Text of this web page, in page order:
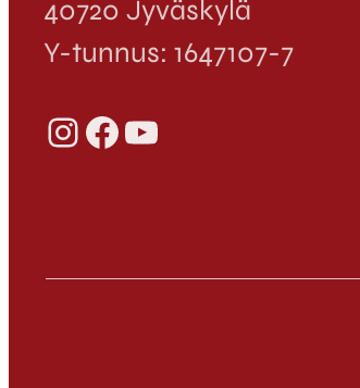
40720 Jyväskylä
Y-tunnus: 1647107-7
InstagramFacebook YouTube